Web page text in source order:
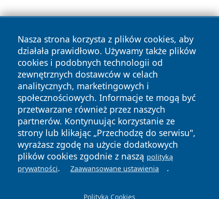
Nasza strona korzysta z plików cookies, aby
działała prawidłowo. Używamy także plików
cookies i podobnych technologii od
zewnętrznych dostawców w celach
analitycznych, marketingowych i
społecznościowych. Informacje te mogą być
przetwarzane również przez naszych
partnerów. Kontynuując korzystanie ze
strony lub klikając „Przechodzę do serwisu",
wyrażasz zgodę na użycie dodatkowych
plików cookies zgodnie z naszą polityką
prywatności. Zaawansowane ustawienia .
Polityka Cookies
Copyright © 2026 portalzielonagora.pl Wszystkie prawa
zastrzeżone.
News Autorzy
Polityka
Prywatności
Polityka
Cookies